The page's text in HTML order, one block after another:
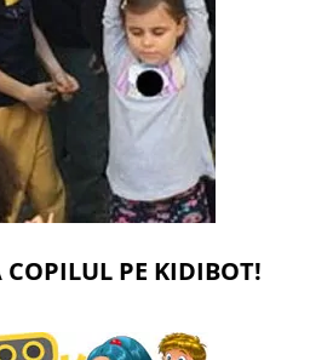
COPILUL PE KIDIBOT!